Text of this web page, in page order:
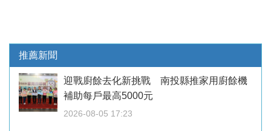
推薦新聞
迎戰廚餘去化新挑戰 南投縣推家用廚餘機
補助每戶最高5000元
2026-08-05 17:23